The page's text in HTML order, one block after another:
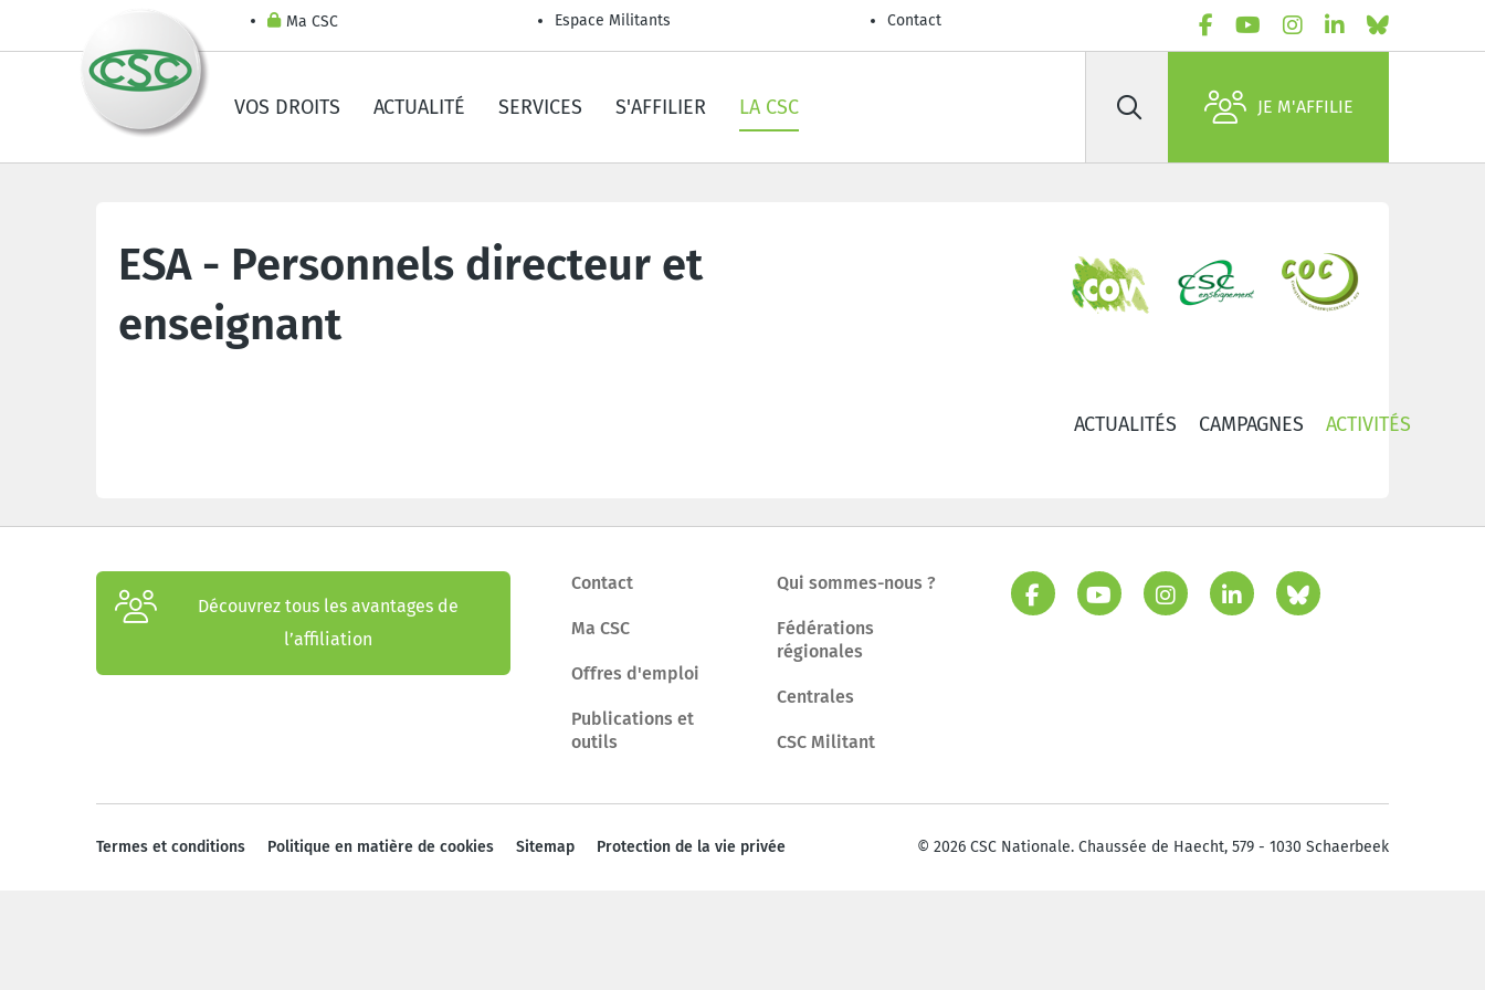
Ma CSC Espace Militants Contact
VOS DROITS ACTUALITÉ SERVICES S'AFFILIER LA CSC Rechercher JE M'AFFILIE
ESA - Personnels directeur et
enseignant
ACTUALITÉS CAMPAGNES ACTIVITÉS
Découvrez tous les avantages de
l’affiliation
Contact
Ma CSC
Offres d'emploi
Publications et
outils
Qui sommes-nous ?
Fédérations
régionales
Centrales
CSC Militant
Termes et conditions Politique en matière de cookies Sitemap Protection de la vie privée © 2026 CSC Nationale. Chaussée de Haecht, 579 - 1030 Schaerbeek